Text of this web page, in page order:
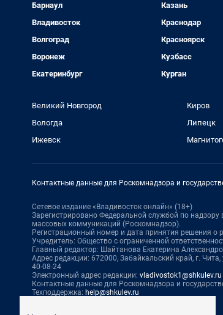
Барнаул
Владивосток
Волгоград
Воронеж
Екатеринбург
Казань
Краснодар
Красноярск
Кузбасс
Курган
Великий Новгород
Вологда
Ижевск
Киров
Липецк
Контактные данные для Роскомнадзора и
Сетевое издание «Владивосток онлайн» (18+)
Зарегистрировано Федеральной службой по
массовых коммуникаций (Роскомнадзор).
Регистрационный номер и дата принятия решения о
Учредитель: Общество с ограниченной
Главный редактор: Шайтанова Екатерина
Адрес редакции: 672000, Забайкальский край, г.
40-08-24
Электронный адрес редакции: vladivostok1@shkulev.ru
Контактные данные для Роскомнадзора и
Техподдержка: help@shkulev.ru